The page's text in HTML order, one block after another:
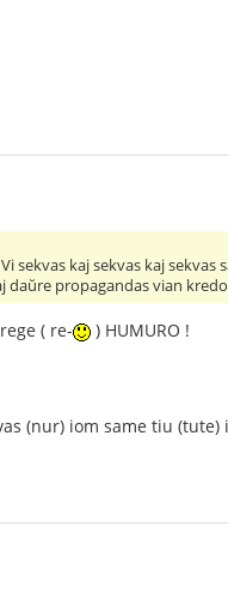
kaj sekvas kaj sekvas
daŭre propagandas vian
( re- ) HUMURO !
(nur) iom same tiu (tute)